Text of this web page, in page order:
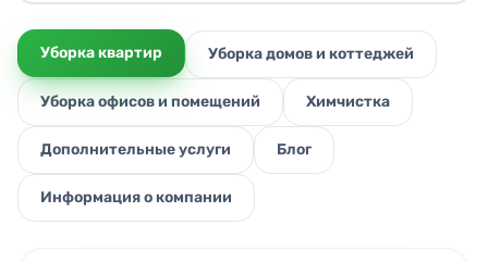
Уборка квартир Уборка домов и коттеджей
Уборка офисов и помещений Химчистка
Дополнительные услуги Блог
Информация о компании